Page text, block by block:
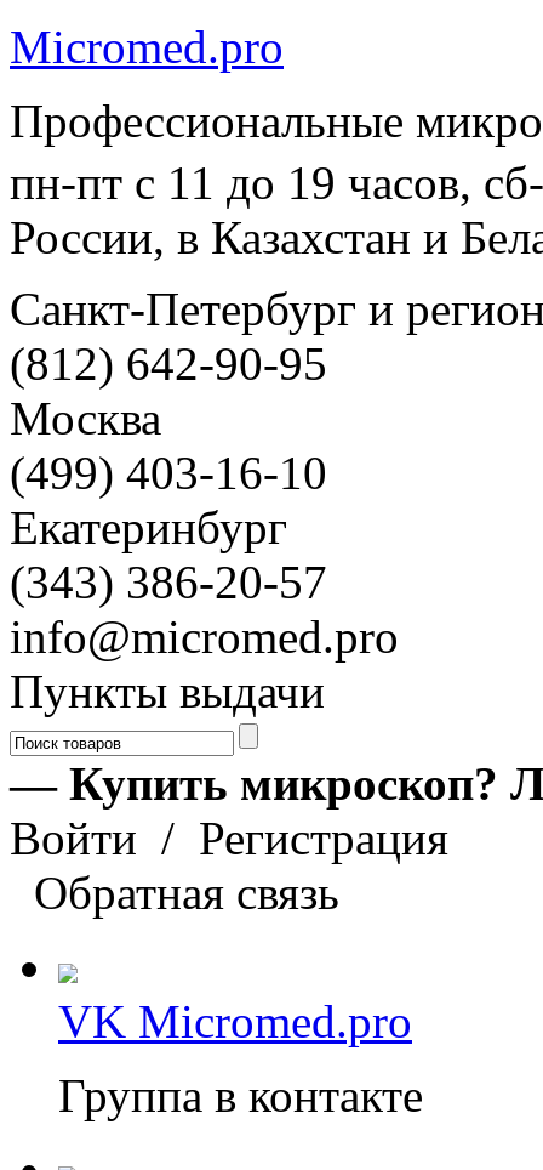
Micromed.pro
Профессиональные
пн-пт с 11 до 19 часов,
России, в Казахстан и
Санкт-Петербург и
(812) 642-90-95
Москва
(499) 403-16-10
Екатеринбург
(343) 386-20-57
info@micromed.pro
Пункты выдачи
— Купить микроскоп?
Войти / Регистрация
Обратная связь
VK Micromed.pro
Группа в контакте